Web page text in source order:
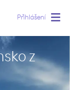
Přihlášení
z